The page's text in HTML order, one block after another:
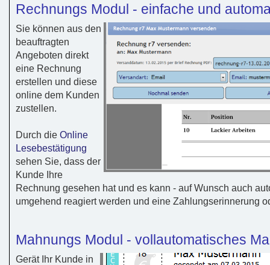
Rechnungs Modul - einfache und
Sie können aus den
beauftragten
Angeboten direkt
eine Rechnung
erstellen und diese
online dem Kunden
zustellen.
Durch die Online
Lesebestätigung
sehen Sie, dass der
Kunde Ihre
Rechnung gesehen hat und es kann - auf Wunsch auch
umgehend reagiert werden und eine Zahlungserinnerung
Mahnungs Modul - vollautomatisches
Gerät Ihr Kunde in